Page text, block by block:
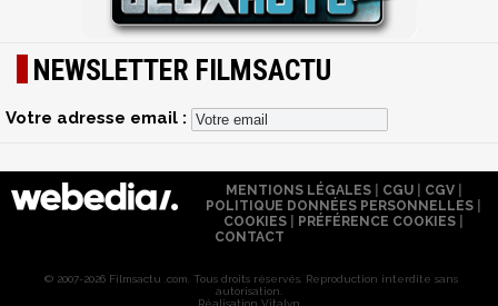
NEWSLETTER FILMSACTU
Votre adresse email :
MENTIONS LÉGALES| CGU| CGV|
POLITIQUE DONNÉES PERSONNELLES
COOKIES
PRÉFÉRENCE COOKIES
CONTACT
© 2007-2026 Filmsactu .com. Tous droits réservés. Reproduction interdite sans
autorisation.
Réalisation Vitalyn